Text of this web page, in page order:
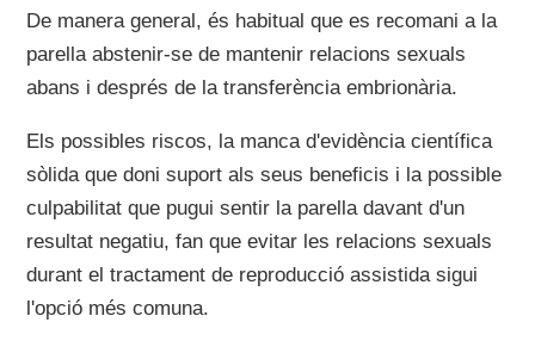
De manera general, és habitual que es recomani a la
parella abstenir-se de mantenir relacions sexuals
abans i després de la transferència embrionària.
Els possibles riscos, la manca d'evidència científica
sòlida que doni suport als seus beneficis i la possible
culpabilitat que pugui sentir la parella davant d'un
resultat negatiu, fan que evitar les relacions sexuals
durant el tractament de reproducció assistida sigui
l'opció més comuna.